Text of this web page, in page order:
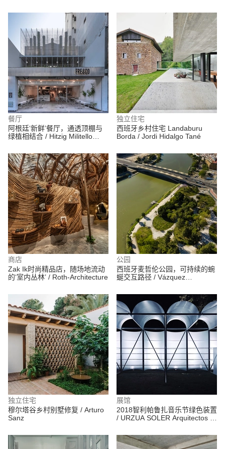
餐厅
阿根廷‘新鲜’餐厅，通透顶棚与
绿植相结合 / Hitzig Militello
独立住宅
西班牙乡村住宅 Landaburu
Borda / Jordi Hidalgo Tané
商店
Zak Ik时尚精品店，随场地流动
的‘室内丛林’ / Roth-Architecture
公园
西班牙麦哲伦公园，可持续的蜿
蜒交互路径 / Vázquez
独立住宅
穆尔塔谷乡村别墅修复 / Arturo
Sanz
展馆
2018智利帕鲁扎音乐节绿色装置
/ URZUA SOLER Arquitectos +